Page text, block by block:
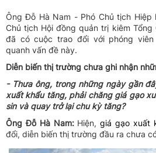
Ông Đỗ Hà Nam - Phó Chủ tịch Hiệp
Chủ tịch Hội đồng quản trị kiêm
đã có cuộc trao đổi với phóng viên
quanh vấn đề này.
Diễn biến thị trường chưa ghi nhận
- Thưa ông, trong những ngày gần
xuất khẩu tăng, phải chăng giá gạo
sin và quay trở lại chu kỳ tăng?
Ông Đỗ Hà Nam: Hiện,giá gạo xuất
đổi, diễn biến thị trường đầu ra chưa